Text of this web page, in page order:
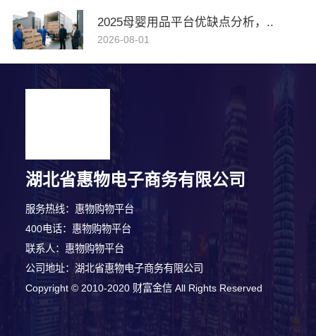
2025母婴用品平台优缺点分析，..
2026-08-01
湖北省惠物电子商务有限公司
服务热线：惠物购物平台
400电话：惠物购物平台
联系人：惠物购物平台
公司地址：湖北省惠物电子商务有限公司
Copyright © 2010-2020 财富金信 All Rights Reserved